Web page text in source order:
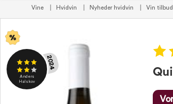
Vine Hvidvin Nyheder hvidvin Vin tilbud
Anders
Halskov
2024